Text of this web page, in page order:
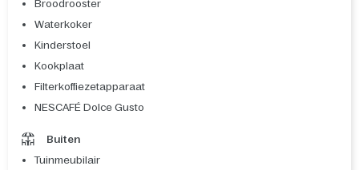
Broodrooster
Waterkoker
Kinderstoel
Kookplaat
Filterkoffiezetapparaat
NESCAFÉ Dolce Gusto
Buiten
Tuinmeubilair